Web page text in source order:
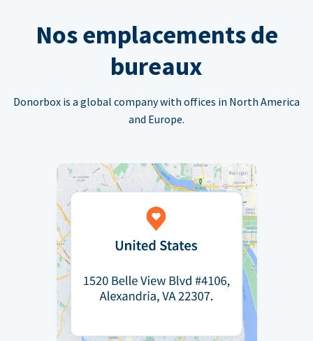
Nos emplacements de
bureaux
Donorbox is a global company with offices in North America
and Europe.